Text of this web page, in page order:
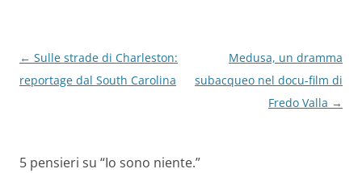
Navigazione
articolo
← Sulle strade di Charleston:
reportage dal South Carolina
Medusa, un dramma
subacqueo nel docu-film di
Fredo Valla →
5 pensieri su “Io sono niente.”